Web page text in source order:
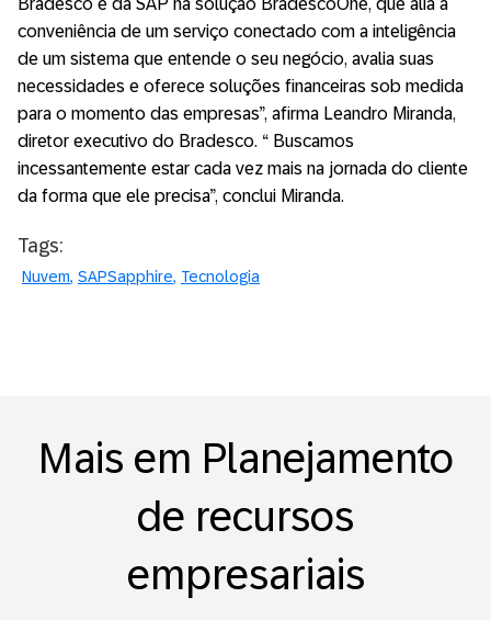
conveniência de um serviço conectado com a inteligência
de um sistema que entende o seu negócio, avalia suas
necessidades e oferece soluções financeiras sob medida
para o momento das empresas”, afirma Leandro Miranda,
diretor executivo do Bradesco. “ Buscamos
incessantemente estar cada vez mais na jornada do cliente
da forma que ele precisa”, conclui Miranda.
Tags:
Nuvem SAPSapphire Tecnologia
Mais em Planejamento
de recursos
empresariais